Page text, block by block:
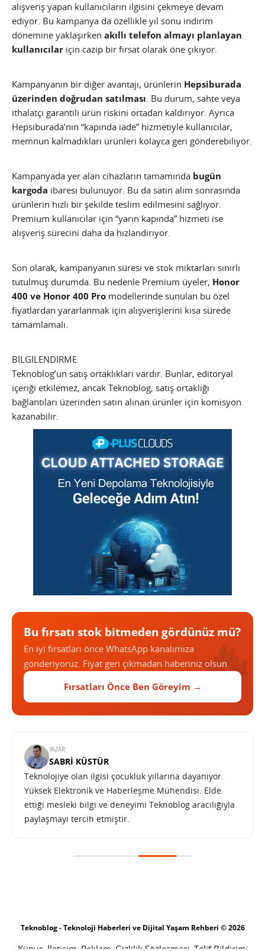
alışveriş yapan kullanıcıların ilgisini çekmeye devam
ediyor. Bu kampanya da özellikle yıl sonu indirim
dönemine yaklaşırken akıllı telefon almayı planlayan
kullanıcılar için cazip bir fırsat olarak öne çıkıyor.
Kampanyanın bir diğer avantajı, ürünlerin Hepsiburada
üzerinden doğrudan satılması. Bu durum, sahte veya
ithalatçı garantili ürün riskini ortadan kaldırıyor. Ayrıca
Hepsiburada’nın “kapında iade” hizmetiyle kullanıcılar,
memnun kalmadıkları ürünleri kolayca geri gönderebiliyor.
Kampanyada yer alan cihazların tamamında bugün
kargoda ibaresi bulunuyor. Bu da satın alım sonrasında
ürünlerin hızlı bir şekilde teslim edilmesini sağlıyor.
Premium kullanıcılar için “yarın kapında” hizmeti ise
alışveriş sürecini daha da hızlandırıyor.
Son olarak, kampanyanın süresi ve stok miktarları sınırlı
tutulmuş durumda. Bu nedenle Premium üyeler, Honor
400 ve Honor 400 Pro modellerinde sunulan bu özel
fiyatlardan yararlanmak için alışverişlerini kısa sürede
tamamlamalı.
BİLGİLENDİRME
Teknoblog’un satış ortaklıkları vardır. Bunlar, editoryal
içeriği etkilemez, ancak Teknoblog, satış ortaklığı
bağlantıları üzerinden satın alınan ürünler için komisyon
kazanabilir.
Bu fırsatı stok bitmeden gördünüz mü?
En iyi fırsatları önce WhatsApp kanalımıza
gönderiyoruz. Fiyat geri çıkmadan haberiniz olsun.
Fırsatları Önce Ben Göreyim →
YAZAR:
SABRI KÜSTÜR
Teknolojiye olan ilgisi çocukluk yıllarına dayanıyor.
Yüksek Elektronik ve Haberleşme Mühendisi. Elde
ettiği mesleki bilgi ve deneyimi Teknoblog aracılığıyla
paylaşmayı tercih etmiştir.
telefon testlerine başladı
SINAN KÜSTÜR 31 EKIM 2025 17:30 PAYLAŞ: